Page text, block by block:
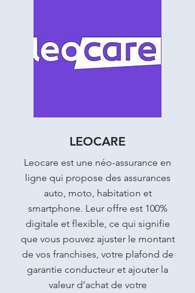
LEOCARE
Leocare est une néo-assurance en
ligne qui propose des assurances
auto, moto, habitation et
smartphone. Leur offre est 100%
digitale et flexible, ce qui signifie
que vous pouvez ajuster le montant
de vos franchises, votre plafond de
garantie conducteur et ajouter la
valeur d’achat de votre